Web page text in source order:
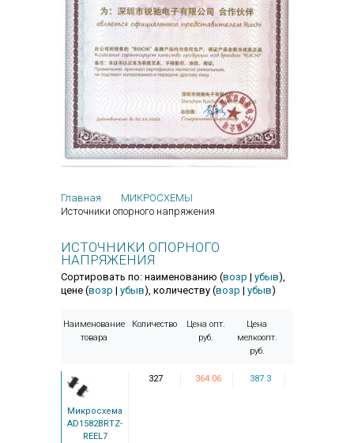
Главная
МИКРОСХЕМЫ
Источники опорного напряжения
ИСТОЧНИКИ ОПОРНОГО
НАПРЯЖЕНИЯ
Сортировать по: наименованию (возр | убыв),
цене (возр | убыв), количеству (возр | убыв)
Наименование
товара
Количество
Цена опт.
руб.
Цена
мелкоопт.
руб.
Микросхема
AD1582BRTZ-
REEL7
327 364.06 387.3